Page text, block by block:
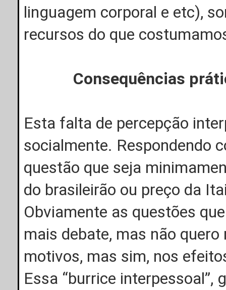
linguagem corporal e etc),
recursos do que
Consequências
Esta falta de percepção
socialmente. Respondendo
questão que seja
do brasileirão ou preço da
Obviamente as questões
mais debate, mas não
motivos, mas sim, nos
Essa “burrice interpessoal”,